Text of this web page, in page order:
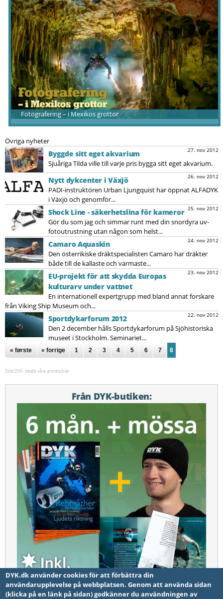
Fotografering – i Mexikos grottor
Övriga nyheter
27. nov 2012
Byggde sitt eget akvarium
Sjuåriga Tilda ville till varje pris bygga sitt eget akvarium.
26. nov 2012
Nytt dykcenter i Växjö
PADI-instruktören Urban Ljungquist har öppnat ALFADYK
i Växjö och genomför...
25. nov 2012
Shock Line - säkerhetslina för kameror
Gör du som jag och simmar runt med din snordyra uv-
fotoutrustning utan någon som helst...
24. nov 2012
Camaro Aquaskin
Den österrikiske dräktspecialisten Camaro har dräkter
både till de kallaste och varmaste...
23. nov 2012
EU-projekt för att skydda Europas
kulturarv under vattnet
En internationell expertgrupp med bland annat forskare
från Viking Ship Museum och...
22. nov 2012
Sportdykarforum 2012
Den 2 december hålls Sportdykarforum på Sjöhistoriska
museet i Stockholm. Seminariet...
Sidor
« første « forrige 1 2 3 4 5 6 7 8
Stöd DYK - besök våra annonsörer:
Från DYK-butiken:
DYK.dk använder cookies för att förbättra din
användarupplevelse på webbplatsen. Genom att använda sidan
(klicka på en länk på sidan) godkänner du användningen av